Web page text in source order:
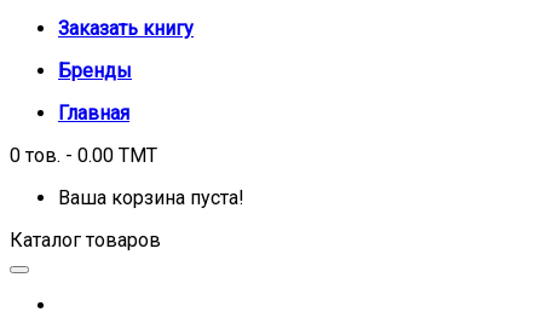
Заказать книгу
Бренды
Главная
0 тов. - 0.00 TMT
Ваша корзина пуста!
Каталог товаров